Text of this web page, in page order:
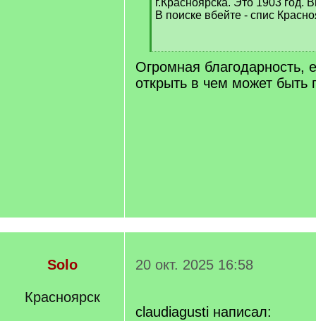
г.Красноярска. Это 1903 год.
В поиске вбейте - спис
[
/
q
]
Огромная благодарность,
открыть в чем может быть
Solo
Красноярск
20 окт. 2025 16:58
claudiagusti написал: